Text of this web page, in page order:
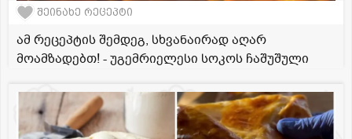
შეინახე რეცეპტი
ამ რეცეპტის შემდეგ, სხვანაირად აღარ
მოამზადებთ! - უგემრიელესი სოკოს ჩაშუშული